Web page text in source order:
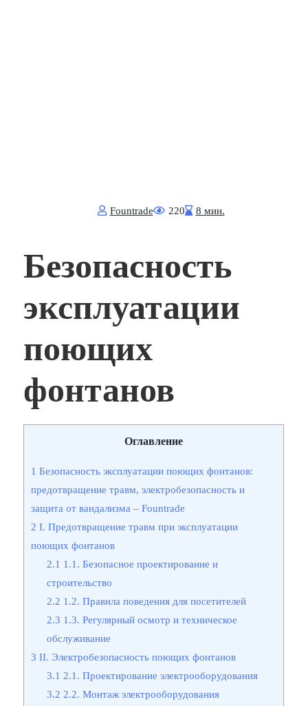
Fоuntrade 220 8 мин.
Безопасность
эксплуатации
поющих
фонтанов
Оглавление
1 Безопасность эксплуатации поющих фонтанов:
предотвращение травм, электробезопасность и
защита от вандализма – Fountrade
2 I. Предотвращение травм при эксплуатации
поющих фонтанов
2.1 1.1. Безопасное проектирование и
строительство
2.2 1.2. Правила поведения для посетителей
2.3 1.3. Регулярный осмотр и техническое
обслуживание
3 II. Электробезопасность поющих фонтанов
3.1 2.1. Проектирование электрооборудования
3.2 2.2. Монтаж электрооборудования